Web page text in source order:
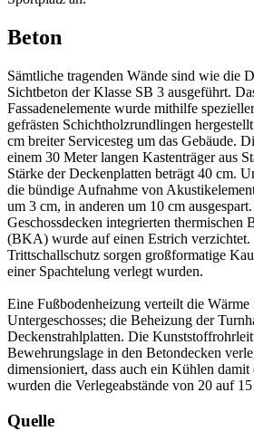
Beton
Sämtliche tragenden Wände sind wie die
Sichtbeton der Klasse SB 3 ausgeführt.
Fassadenelemente wurde mithilfe
gefrästen Schichtholzrundlingen
cm breiter Servicesteg um das Gebäude.
einem 30 Meter langen Kastenträger aus
Stärke der Deckenplatten beträgt 40 cm.
die bündige Aufnahme von
um 3 cm, in anderen um 10 cm
Geschossdecken integrierten thermischen
(BKA) wurde auf einen Estrich verzichtet.
Trittschallschutz sorgen großformatige
einer Spachtelung verlegt wurden.
Eine Fußbodenheizung verteilt die Wärme
Untergeschosses; die Beheizung der
Deckenstrahlplatten. Die
Bewehrungslage in den Betondecken
dimensioniert, dass auch ein Kühlen
wurden die Verlegeabstände von 20 auf
Quelle